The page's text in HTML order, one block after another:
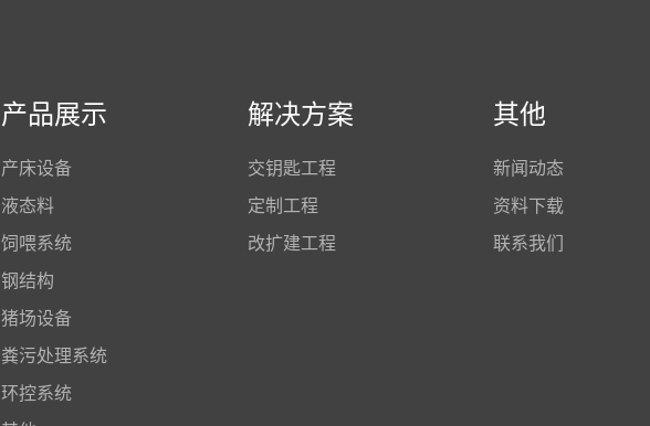
产品展示
产床设备
液态料
饲喂系统
钢结构
猪场设备
粪污处理系统
环控系统
解决方案
交钥匙工程
定制工程
改扩建工程
其他
新闻动态
资料下载
联系我们